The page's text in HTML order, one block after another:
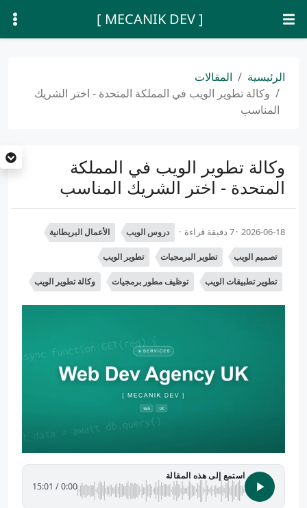
[ MECANIK DEV ]
الرئيسية
المقالات
وكالة تطوير الويب في المملكة المتحدة - اختر الشريك
المناسب
وكالة تطوير الويب في المملكة
المتحدة - اختر الشريك المناسب
2026-06-18 7 دقيقة قراءة دروس الويب الأعمال البريطانية
تصميم الويب تطوير البرمجيات تطوير الويب
تطوير تطبيقات الويب توظيف مطور برمجيات وكالة تطوير الويب
استمع إلى هذه المقالة
0:00
/
15:01